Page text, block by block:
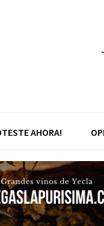
AHORA!